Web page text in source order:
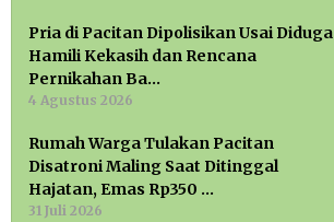
Pria di Pacitan Dipolisikan Usai Diduga
Hamili Kekasih dan Rencana
Pernikahan Ba…
4 Agustus 2026
Rumah Warga Tulakan Pacitan
Disatroni Maling Saat Ditinggal
Hajatan, Emas Rp350 …
31 Juli 2026